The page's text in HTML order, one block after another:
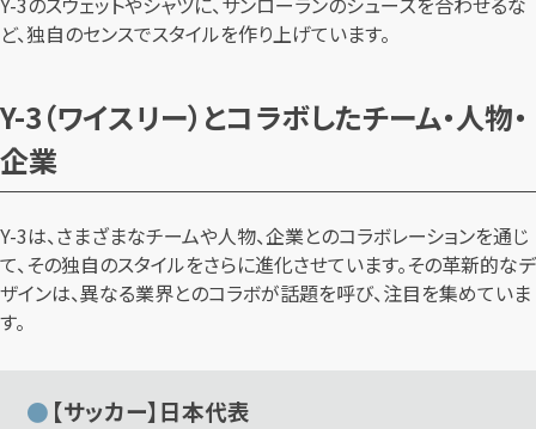
ど、独自のセンスでスタイルを作り上げています。
Y-3（ワイスリー）とコラボしたチーム・人物・
企業
Y-3は、さまざまなチームや人物、企業とのコラボレーションを通じ
て、その独自のスタイルをさらに進化させています。その革新的なデ
ザインは、異なる業界とのコラボが話題を呼び、注目を集めていま
す。
【サッカー】日本代表